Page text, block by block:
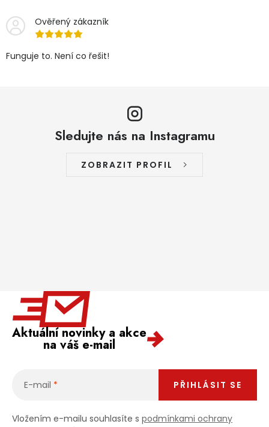
Ověřený zákazník
Funguje to. Není co řešit!
Sledujte nás na Instagramu
ZOBRAZIT PROFIL
Aktuální novinky a akce
na váš e-mail
E-mail
Vložením e-mailu souhlasíte s podmínkami ochrany
PŘIHLÁSIT SE